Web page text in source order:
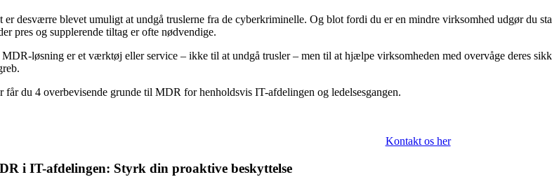
er desværre blevet umuligt at undgå truslerne fra de cyberkriminelle. Og blot fordi du er en mindre virksomhed udgør du
pres og supplerende tiltag er ofte nødvendige.
MDR-løsning er et værktøj eller service – ikke til at undgå trusler – men til at hjælpe virksomheden med overvåge deres
får du 4 overbevisende grunde til MDR for henholdsvis IT-afdelingen og ledelsesgangen.
Kontakt os her
i IT-afdelingen: Styrk din proaktive beskyttelse